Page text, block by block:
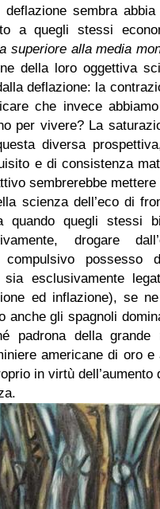
sembra abbia
a quegli stessi
superiore alla media
della loro oggettiva
deflazione: la
che invece
per vivere? La
diversa
e di consistenza
sembrerebbe
scienza dell’eco di
quando quegli stessi
drogare
compulsivo possesso
sia esclusivamente
ed inflazione), se
anche gli spagnoli
padrona della grande
americane di oro
in virtù